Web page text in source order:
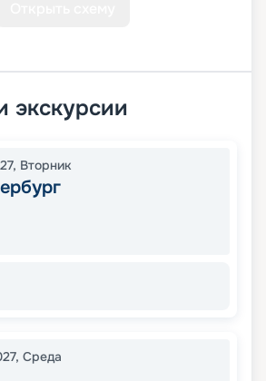
экскурсии
, Вторник
, Среда